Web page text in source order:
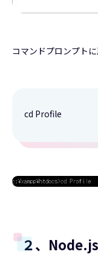
コマンドプロンプト
cd Profile
２、